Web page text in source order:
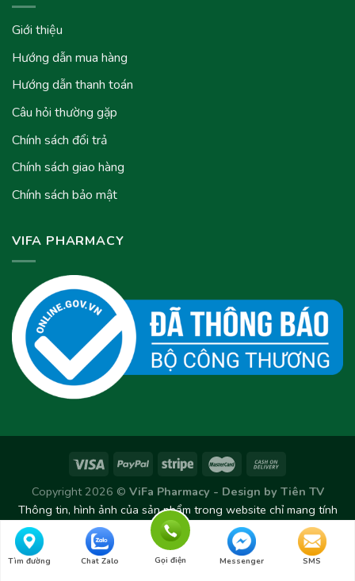
Tìm đường Chat Zalo Gọi điện Messenger SMS
Giới thiệu
Hướng dẫn mua hàng
Hướng dẫn thanh toán
Câu hỏi thường gặp
Chính sách đổi trả
Chính sách giao hàng
Chính sách bảo mật
VIFA PHARMACY
Copyright 2026 © ViFa Pharmacy - Design by Tiên TV
Thông tin, hình ảnh của sản phẩm trong website chỉ mang tính
chất tham khảo. Sản phẩm thực tế có thể thay đổi/chênh lệch
theo từng Lô sản xuất.